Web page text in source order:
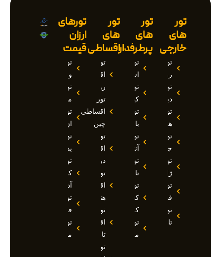
تور
های
خارجی
تور
روسیه
تور
دبی
تور
هند
تور
چین
تور
ژاپن
تور
قطر
تور
تاجیکستان
تور
های
پرطرفدار
تور
استانبول
تور
کیش
تور
بالی
تور
آنتالیا
تور
تایلند
تور
کشتی
کروز
تور
مالدیو
تور
های
اقساطی
تور
اقساطی
روسیه
تور
اقساطی
چین
تور
اقساطی
دبی
تور
اقساطی
هند
تور
اقساطی
تاجیکستان
تور
تورهای
ارزان
قیمت
تور
وان
تور
مارماریس
تور
ازمیر
تور
بدروم
تور
کوش
آداسی
تور
فتحیه
تور
مالزی